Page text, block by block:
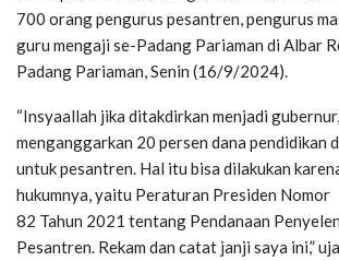
700 orang pengurus pesantren, pengurus
guru mengaji se-Padang Pariaman di Albar
Padang Pariaman, Senin (16/9/2024).
“Insyaallah jika ditakdirkan menjadi
menganggarkan 20 persen dana pendidikan
untuk pesantren. Hal itu bisa dilakukan
hukumnya, yaitu Peraturan Presiden Nomor
82 Tahun 2021 tentang Pendanaan
Pesantren. Rekam dan catat janji saya ini,”